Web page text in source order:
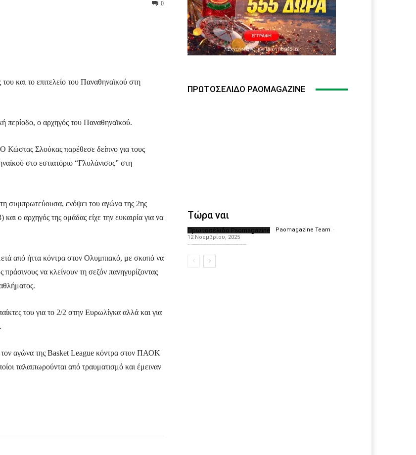
0
και το επιτελείο του Παναθηναϊκού στη
περίοδο, ο αρχηγός του Παναθηναϊκού.
Κώστας Σλούκας παρέθεσε δείπνο για τους
στο εστιατόριο “Γλυλάνισος” στη
συμπρωτεύουσα, ενόψει του αγώνα της 2ης
ο αρχηγός της ομάδας είχε την ευκαιρία για να
από ήττα κόντρα στον Ολυμπιακό, με σκοπό να
πράσινους να κλείνουν τη σεζόν πανηγυρίζοντας
του για το 2/2 στην Ευρωλίγκα αλλά και για
τον αγώνα της Basket League κόντρα στον ΠΑΟΚ
ταλαιπωρούνται από τραυματισμό και έμειναν
ΠΡΩΤΟΣΈΛΙΔΟ PAOMAGAZINE
Τώρα ναι
Πρωτοσέλιδο Paomagazine Paomagazine Team -
12 Νοεμβρίου, 2025